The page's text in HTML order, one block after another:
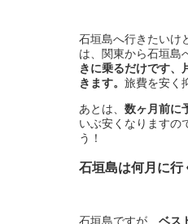
石垣島へ行きたいけ
は、関東から石垣島
きに乗るだけです、
きます。 旅費を安く
あとは、 数ヶ月前に
いぶ安くなりますの
う！
石垣島は何月に行
石垣島ですが、 ベス